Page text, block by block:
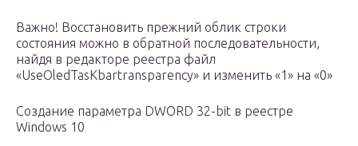
Важно! Восстановить прежний облик строки
состояния можно в обратной последовательности,
найдя в редакторе реестра файл
«UseOledTasKbartransparency» и изменить «1» на «0»
Создание параметра DWORD 32-bit в реестре
Windows 10